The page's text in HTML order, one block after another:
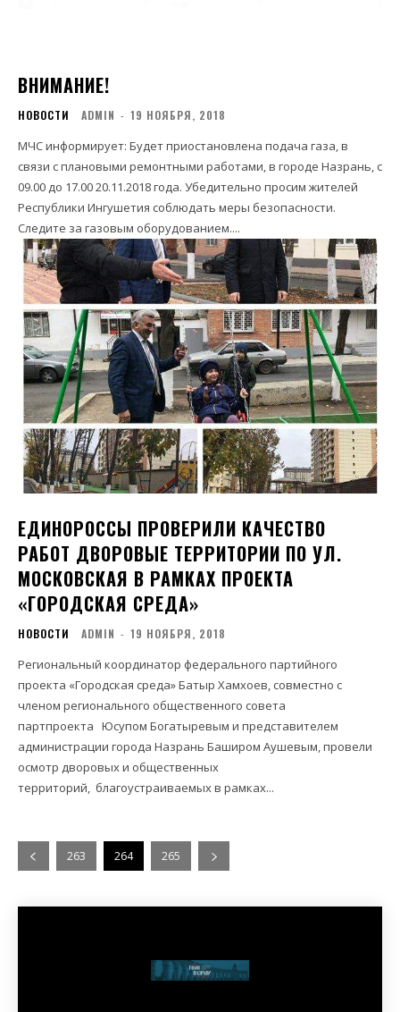
ВНИМАНИЕ!
НОВОСТИ ADMIN - 19 НОЯБРЯ, 2018
МЧС информирует: Будет приостановленa подача газа, в
связи с плановыми ремонтными работами, в городе Назрань, с
09.00 до 17.00 20.11.2018 года. Убедительно просим жителей
Республики Ингушетия соблюдать меры безопасности.
Следите за газовым оборудованием....
ЕДИНОРОССЫ ПРОВЕРИЛИ КАЧЕСТВО
РАБОТ ДВОРОВЫЕ ТЕРРИТОРИИ ПО УЛ.
МОСКОВСКАЯ В РАМКАХ ПРОЕКТА
«ГОРОДСКАЯ СРЕДА»
НОВОСТИ ADMIN - 19 НОЯБРЯ, 2018
Региональный координатор федерального партийного
проекта «Городская среда» Батыр Хамхоев, совместно с
членом регионального общественного совета
партпроекта Юсупом Богатыревым и представителем
администрации города Назрань Баширом Аушевым, провели
осмотр дворовых и общественных
территорий, благоустраиваемых в рамках...
263 264 265